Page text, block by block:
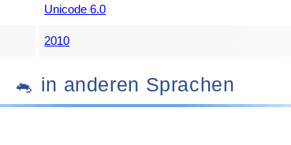
Unicode 6.0
2010
🐁 in anderen Sprachen